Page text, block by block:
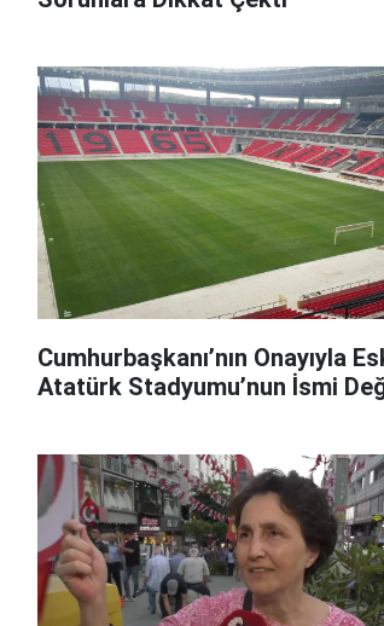
Cumhurbaşkanı’nın Onayıyla
Atatürk Stadyumu’nun İsmi